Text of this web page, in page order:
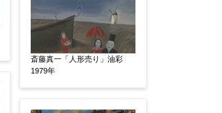
てお送りください。
てくる送信確認メール記載のアドレスから
斎藤真一「人形売り」油彩
1979年